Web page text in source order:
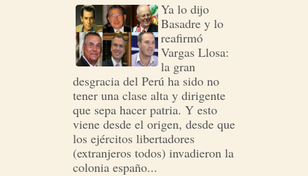
Ya lo dijo
Basadre y lo
reafirmó
Vargas Llosa:
la gran
desgracia del Perú ha sido no
tener una clase alta y dirigente
que sepa hacer patria. Y esto
viene desde el origen, desde que
los ejércitos libertadores
(extranjeros todos) invadieron la
colonia españo...